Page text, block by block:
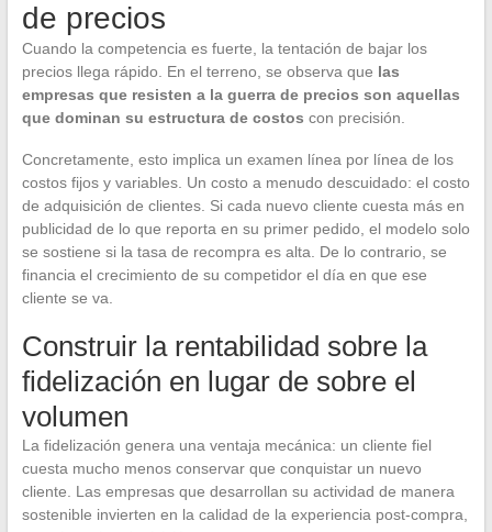
de precios
Cuando la competencia es fuerte, la tentación de bajar los
precios llega rápido. En el terreno, se observa que las
empresas que resisten a la guerra de precios son aquellas
que dominan su estructura de costos con precisión.
Concretamente, esto implica un examen línea por línea de los
costos fijos y variables. Un costo a menudo descuidado: el costo
de adquisición de clientes. Si cada nuevo cliente cuesta más en
publicidad de lo que reporta en su primer pedido, el modelo solo
se sostiene si la tasa de recompra es alta. De lo contrario, se
financia el crecimiento de su competidor el día en que ese
cliente se va.
Construir la rentabilidad sobre la
fidelización en lugar de sobre el
volumen
La fidelización genera una ventaja mecánica: un cliente fiel
cuesta mucho menos conservar que conquistar un nuevo
cliente. Las empresas que desarrollan su actividad de manera
sostenible invierten en la calidad de la experiencia post-compra,